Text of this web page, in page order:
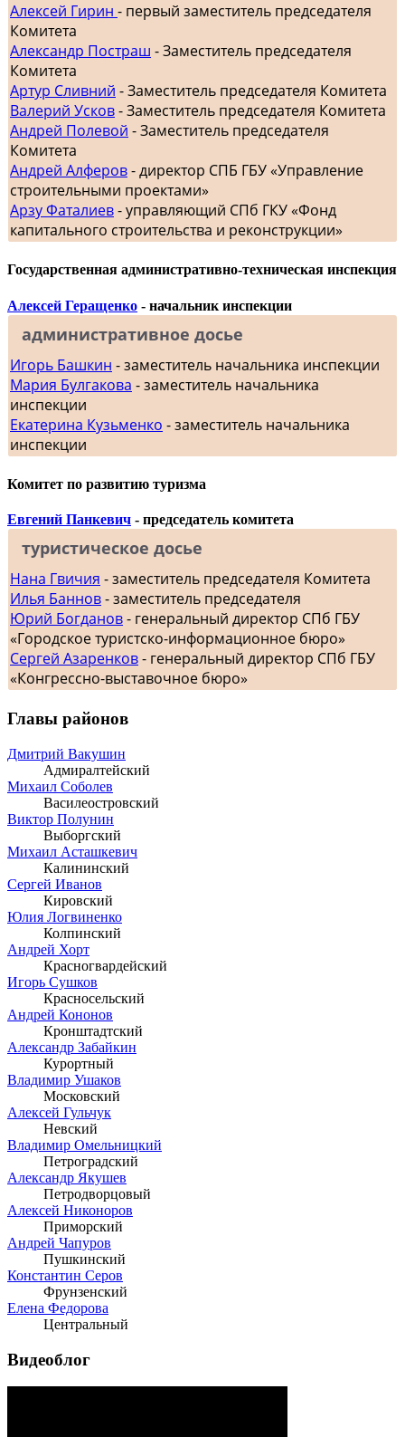
Алексей Гирин - первый заместитель председателя
Комитета
Александр Постраш - Заместитель председателя
Комитета
Артур Сливний - Заместитель председателя Комитета
Валерий Усков- Заместитель председателя Комитета
Андрей Полевой - Заместитель председателя
Комитета
Андрей Алферов- директор СПБ ГБУ «Управление
строительными проектами»
Арзу Фаталиев- управляющий СПб ГКУ «Фонд
капитального строительства и реконструкции»
Государственная административно-техническая инспекция
Алексей Геращенко - начальник инспекции
административное досье
Игорь Башкин - заместитель начальника инспекции
Мария Булгакова - заместитель начальника
инспекции
Екатерина Кузьменко - заместитель начальника
инспекции
Комитет по развитию туризма
Евгений Панкевич - председатель комитета
туристическое досье
Нана Гвичия - заместитель председателя Комитета
Илья Баннов- заместитель председателя
Юрий Богданов- генеральный директор СПб ГБУ
«Городское туристско-информационное бюро»
Сергей Азаренков- генеральный директор СПб ГБУ
«Конгрессно-выставочное бюро»
Главы районов
Дмитрий Вакушин
Адмиралтейский
Михаил Соболев
Василеостровский
Виктор Полунин
Выборгский
Михаил Асташкевич
Калининский
Сергей Иванов
Кировский
Юлия Логвиненко
Колпинский
Андрей Хорт
Красногвардейский
Игорь Сушков
Красносельский
Андрей Кононов
Кронштадтский
Александр Забайкин
Курортный
Владимир Ушаков
Московский
Алексей Гульчук
Невский
Владимир Омельницкий
Петроградский
Александр Якушев
Петродворцовый
Алексей Никоноров
Приморский
Андрей Чапуров
Пушкинский
Константин Серов
Фрунзенский
Елена Федорова
Центральный
Видеоблог